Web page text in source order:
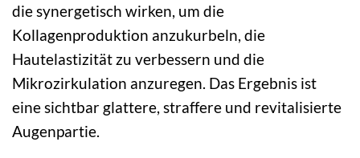
die synergetisch wirken, um die
Kollagenproduktion anzukurbeln, die
Hautelastizität zu verbessern und die
Mikrozirkulation anzuregen. Das Ergebnis ist
eine sichtbar glattere, straffere und revitalisierte
Augenpartie.